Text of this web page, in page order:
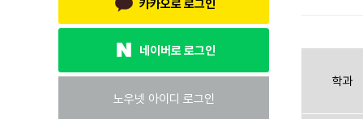
카카오로 로그인
네이버로 로그인
학과